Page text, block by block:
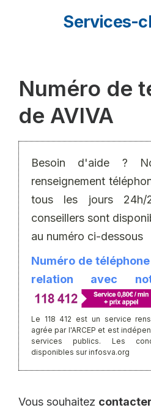
Services-
Numéro de
de AVIVA
Besoin d'aide ?
renseignement
tous les jours
conseillers sont
au numéro ci-dessous
Numéro de
relation avec
Le 118 412 est un service
agrée par l'ARCEP et est
services publics. Les
disponibles sur infosva.org
Vous souhaitez